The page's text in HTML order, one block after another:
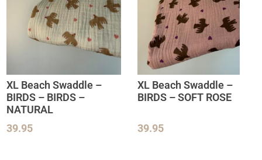
XL Beach Swaddle –
BIRDS – BIRDS –
NATURAL
39.95
XL Beach Swaddle –
BIRDS – SOFT ROSE
39.95